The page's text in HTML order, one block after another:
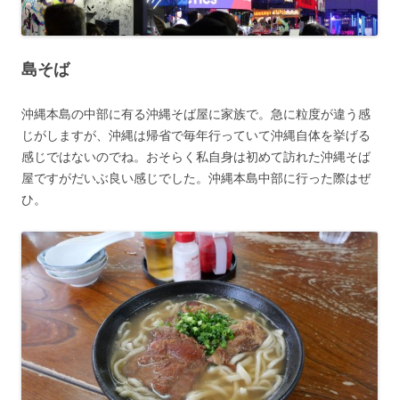
島そば
沖縄本島の中部に有る沖縄そば屋に家族で。急に粒度が違う感
じがしますが、沖縄は帰省で毎年行っていて沖縄自体を挙げる
感じではないのでね。おそらく私自身は初めて訪れた沖縄そば
屋ですがだいぶ良い感じでした。沖縄本島中部に行った際はぜ
ひ。